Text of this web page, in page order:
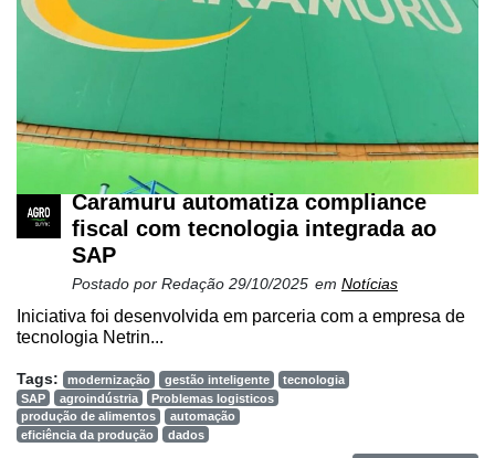
Caramuru automatiza compliance
fiscal com tecnologia integrada ao
SAP
Postado por Redação 29/10/2025 em Notícias
Iniciativa foi desenvolvida em parceria com a empresa de
tecnologia Netrin...
Tags: modernização gestão inteligente
tecnologia
SAP
agroindústria
Problemas logisticos
produção de alimentos
automação
eficiência da produção
dados